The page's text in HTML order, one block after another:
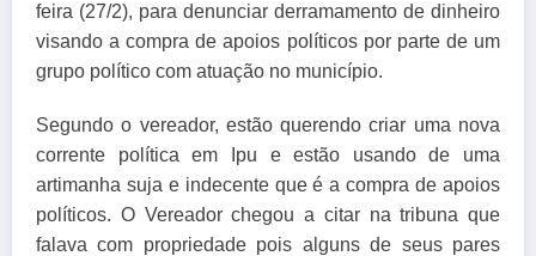
feira (27/2), para denunciar derramamento de dinheiro
visando a compra de apoios políticos por parte de um
grupo político com atuação no município.
Segundo o vereador, estão querendo criar uma nova
corrente política em Ipu e estão usando de uma
artimanha suja e indecente que é a compra de apoios
políticos. O Vereador chegou a citar na tribuna que
falava com propriedade pois alguns de seus pares